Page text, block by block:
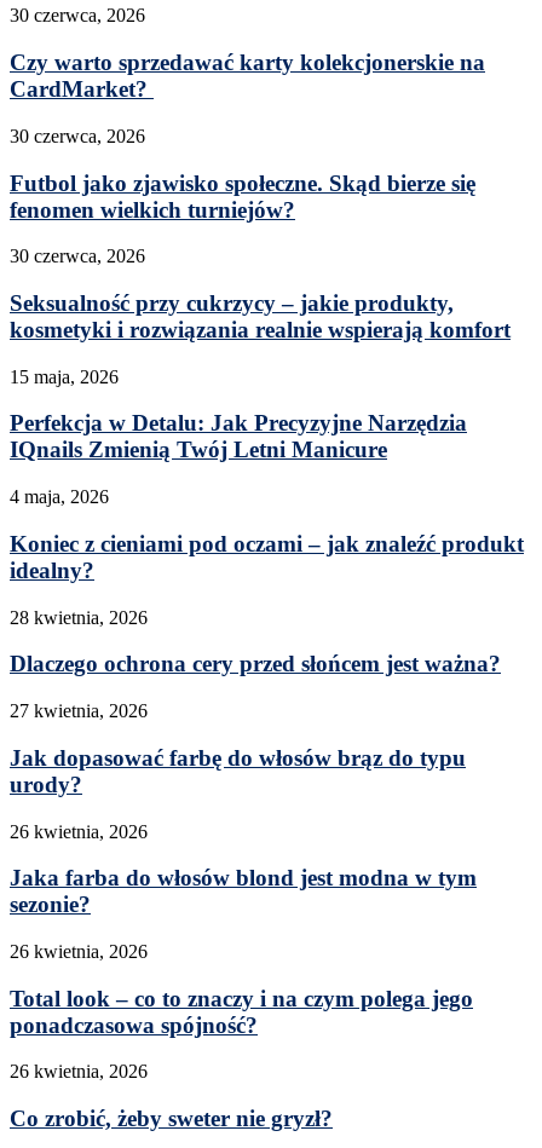
30 czerwca, 2026
Czy warto sprzedawać karty kolekcjonerskie na
CardMarket?
30 czerwca, 2026
Futbol jako zjawisko społeczne. Skąd bierze się
fenomen wielkich turniejów?
30 czerwca, 2026
Seksualność przy cukrzycy – jakie produkty,
kosmetyki i rozwiązania realnie wspierają komfort
15 maja, 2026
Perfekcja w Detalu: Jak Precyzyjne Narzędzia
IQnails Zmienią Twój Letni Manicure
4 maja, 2026
Koniec z cieniami pod oczami – jak znaleźć produkt
idealny?
28 kwietnia, 2026
Dlaczego ochrona cery przed słońcem jest ważna?
27 kwietnia, 2026
Jak dopasować farbę do włosów brąz do typu
urody?
26 kwietnia, 2026
Jaka farba do włosów blond jest modna w tym
sezonie?
26 kwietnia, 2026
Total look – co to znaczy i na czym polega jego
ponadczasowa spójność?
26 kwietnia, 2026
Co zrobić, żeby sweter nie gryzł?